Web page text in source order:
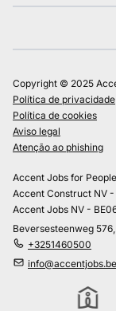
Copyright © 2025
Política de privacidade
Política de cookies
Aviso legal
Atenção ao phishing
Accent Jobs for
Accent Construct NV -
Accent Jobs NV -
Beversesteenweg
+3251460500
info@accentjobs.be